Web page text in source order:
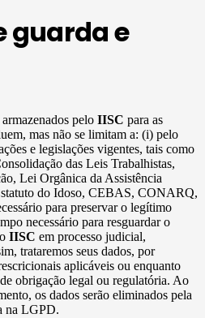
guarda e
armazenados pelo IISC para as
mas não se limitam a: (i) pelo
e legislações vigentes, tais como
das Leis Trabalhistas,
Lei Orgânica da Assistência
do Idoso, CEBAS, CONARQ,
para preservar o legítimo
necessário para resguardar o
IISC em processo judicial,
trataremos seus dados, por
aplicáveis ou enquanto
obrigação legal ou regulatória. Ao
os dados serão eliminados pela
na LGPD.